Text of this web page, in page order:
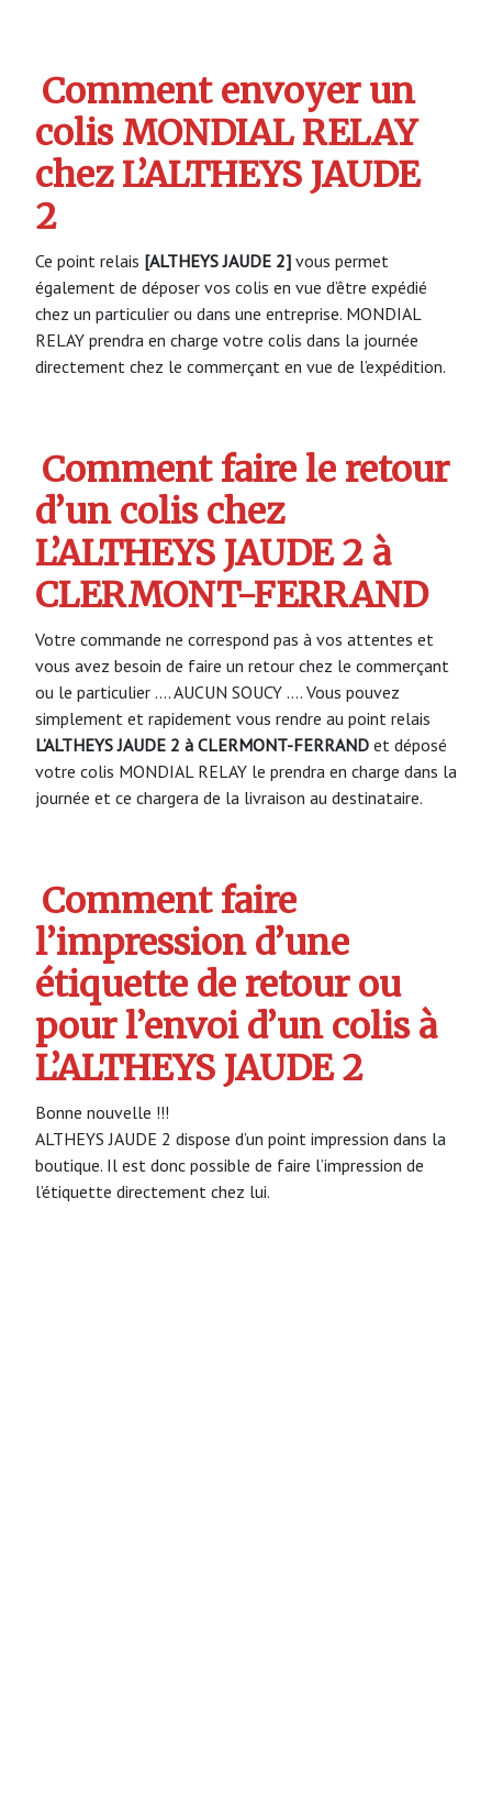
Comment envoyer un
colis MONDIAL RELAY
chez L’ALTHEYS JAUDE
2
Ce point relais [ALTHEYS JAUDE 2] vous permet
également de déposer vos colis en vue d’être expédié
chez un particulier ou dans une entreprise. MONDIAL
RELAY prendra en charge votre colis dans la journée
directement chez le commerçant en vue de l’expédition.
Comment faire le retour
d’un colis chez
L’ALTHEYS JAUDE 2 à
CLERMONT-FERRAND
Votre commande ne correspond pas à vos attentes et
vous avez besoin de faire un retour chez le commerçant
ou le particulier …. AUCUN SOUCY …. Vous pouvez
simplement et rapidement vous rendre au point relais
L’ALTHEYS JAUDE 2 à CLERMONT-FERRAND et déposé
votre colis MONDIAL RELAY le prendra en charge dans la
journée et ce chargera de la livraison au destinataire.
Comment faire
l’impression d’une
étiquette de retour ou
pour l’envoi d’un colis à
L’ALTHEYS JAUDE 2
Bonne nouvelle !!!
ALTHEYS JAUDE 2 dispose d’un point impression dans la
boutique. Il est donc possible de faire l’impression de
l’étiquette directement chez lui.